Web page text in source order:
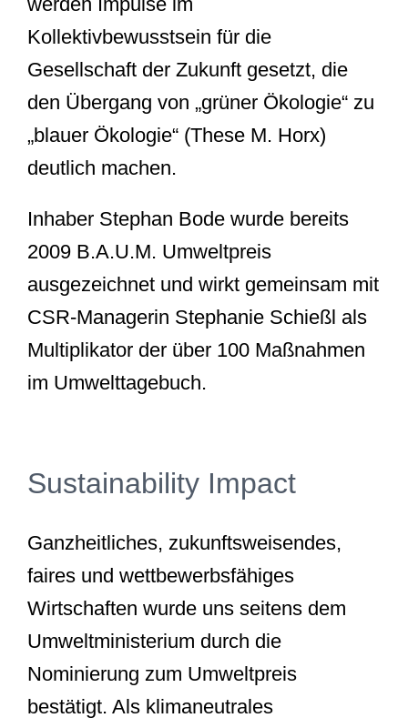
Kollektivbewusstsein für die
Gesellschaft der Zukunft gesetzt, die
den Übergang von „grüner Ökologie“ zu
„blauer Ökologie“ (These M. Horx)
deutlich machen.
Inhaber Stephan Bode wurde bereits
2009 B.A.U.M. Umweltpreis
ausgezeichnet und wirkt gemeinsam mit
CSR-Managerin Stephanie Schießl als
Multiplikator der über 100 Maßnahmen
im Umwelttagebuch.
Sustainability Impact
Ganzheitliches, zukunftsweisendes,
faires und wettbewerbsfähiges
Wirtschaften wurde uns seitens dem
Umweltministerium durch die
Nominierung zum Umweltpreis
bestätigt. Als klimaneutrales